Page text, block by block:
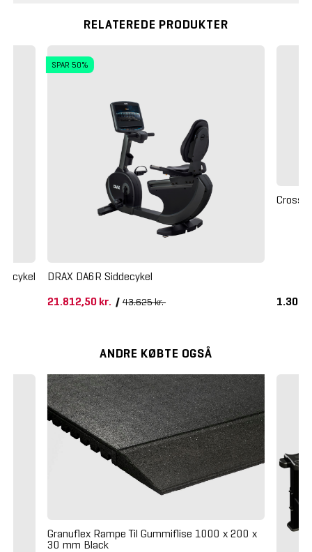
RELATEREDE PRODUKTER
SPAR 50%
DRAX DA6R Siddecykel
21.812,50 kr./ 43.625 kr. 1.300
ANDRE KØBTE OGSÅ
Granuflex Rampe Til Gummiflise 1000 x 200 x
30 mm Black